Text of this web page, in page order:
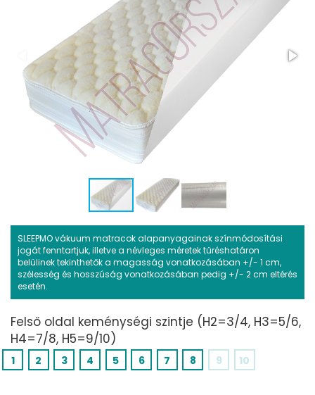
SLEEPMO vákuum matracok alapanyagainak színmódosítási
jogát fenntartjuk, illetve a névleges méretek tűréshatáron
belülinek tekinthetők a magasság vonatkozásában +/- 1 cm,
szélesség és hosszúság vonatkozásában pedig +/- 2 cm eltérés
esetén.
Felső oldal keménységi szintje (H2=3/4, H3=5/6,
H4=7/8, H5=9/10)
1 2 3 4 5 6 7 8 9 10